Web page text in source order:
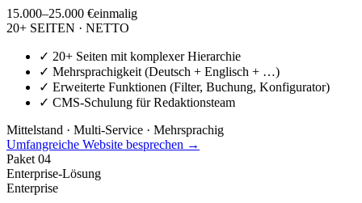
15.000–25.000 €einmalig
20+ SEITEN · NETTO
✓ 20+ Seiten mit komplexer Hierarchie
✓ Mehrsprachigkeit (Deutsch + Englisch + …)
✓ Erweiterte Funktionen (Filter, Buchung, Konfigurator)
✓ CMS-Schulung für Redaktionsteam
Mittelstand · Multi-Service · Mehrsprachig
Umfangreiche Website besprechen →
Paket 04
Enterprise-Lösung
Enterprise